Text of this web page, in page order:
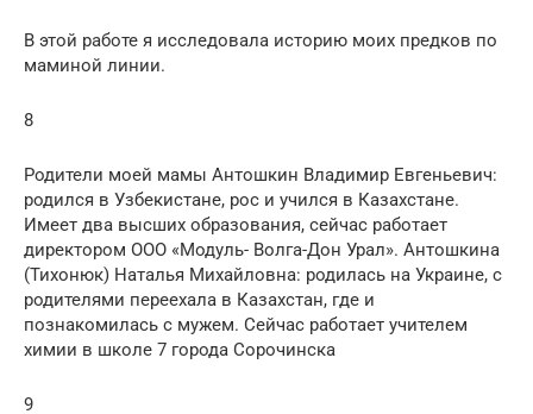
В этой работе я исследовала историю моих предков по
маминой линии.
8
Родители моей мамы Антошкин Владимир Евгеньевич:
родился в Узбекистане, рос и учился в Казахстане.
Имеет два высших образования, сейчас работает
директором ООО «Модуль- Волга-Дон Урал». Антошкина
(Тихонюк) Наталья Михайловна: родилась на Украине, с
родителями переехала в Казахстан, где и
познакомилась с мужем. Сейчас работает учителем
химии в школе 7 города Сорочинска
9